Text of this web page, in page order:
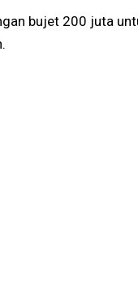
bujet 200 juta